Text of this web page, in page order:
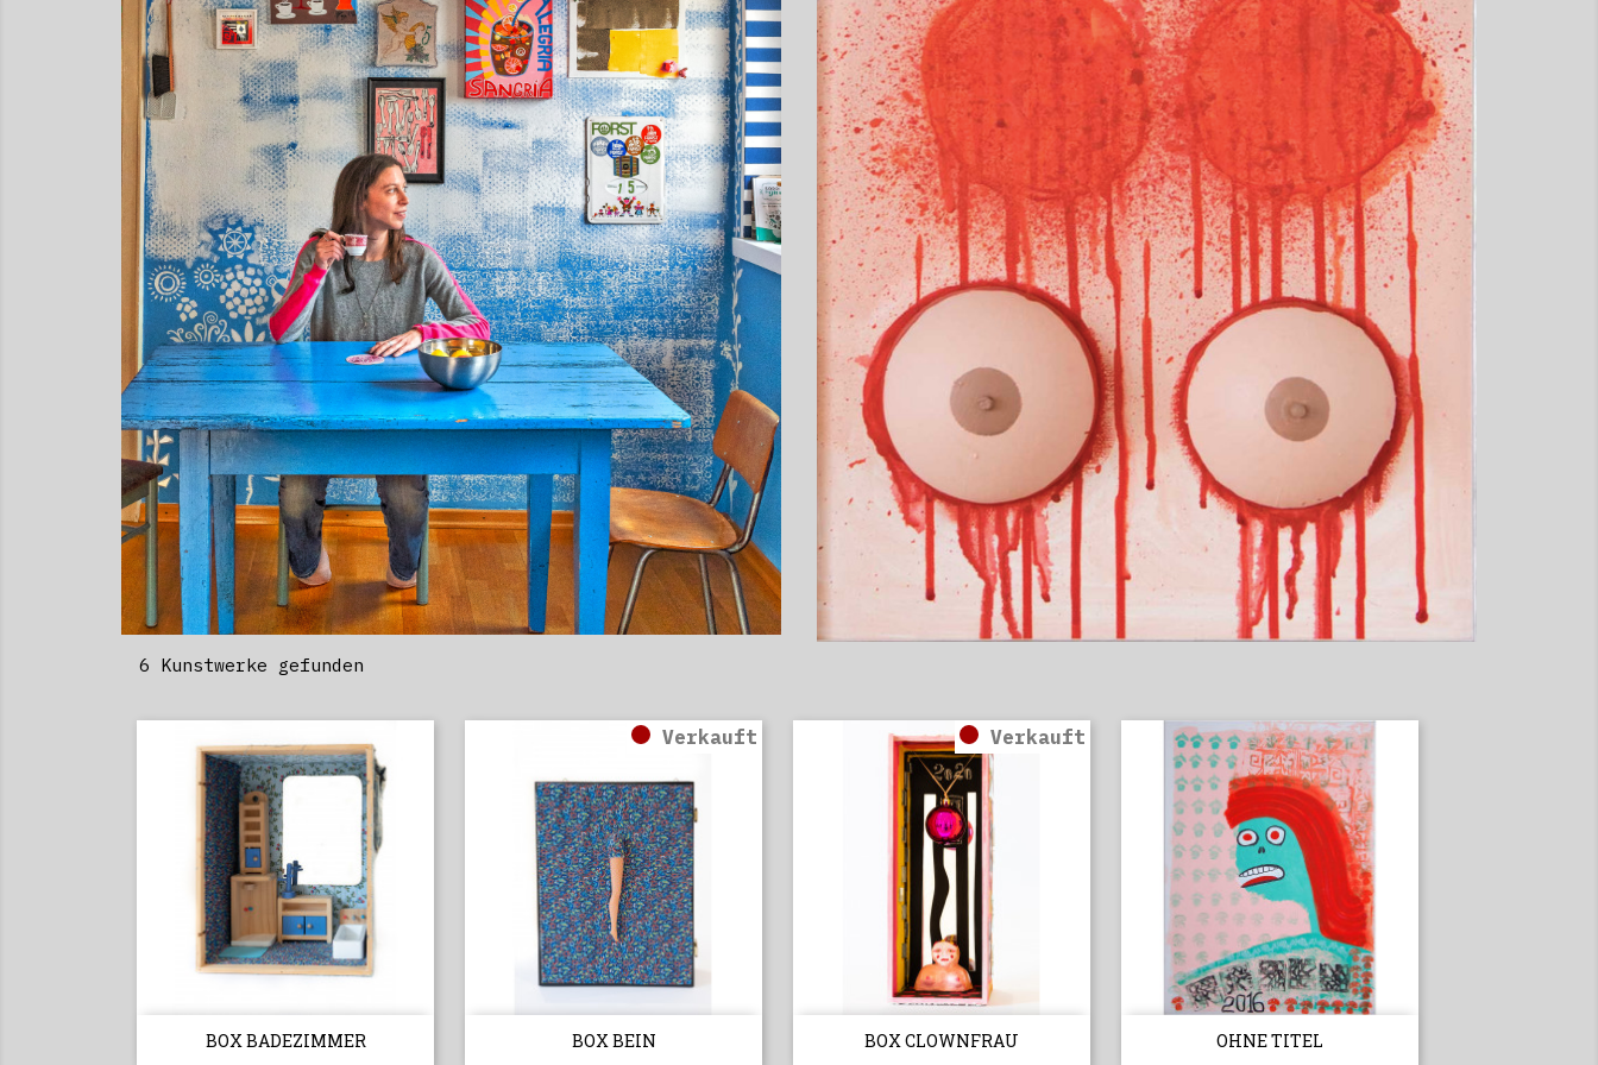
6 Kunstwerke gefunden
BOX BADEZIMMER
Vorschau
Verkauft
BOX BEIN
Vorschau
Verkauft
BOX CLOWNFRAU
Vorschau OHNE TITEL
Vorschau